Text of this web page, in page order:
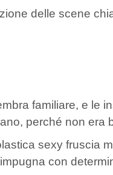
delle scene
familiare, e le
perché non era
sexy fruscia
con